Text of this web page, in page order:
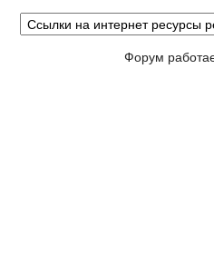
Форум